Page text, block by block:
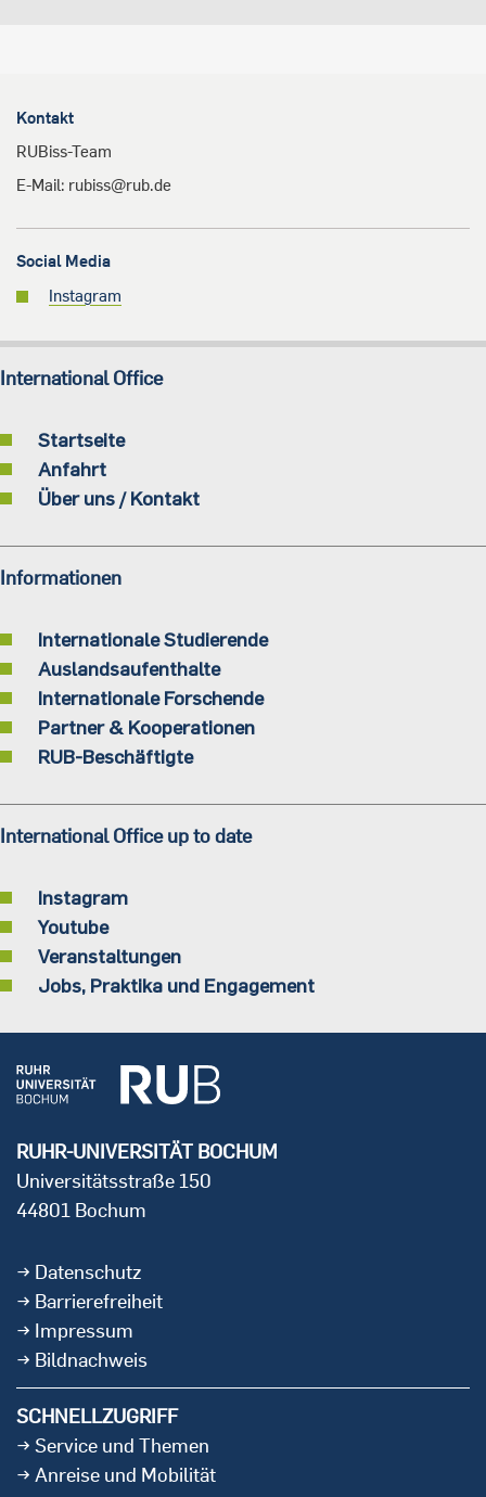
Kontakt
RUBiss-Team
E-Mail: rubiss@rub.de
Social Media
Instagram
International Office
Startseite
Anfahrt
Über uns / Kontakt
Informationen
Internationale Studierende
Auslandsaufenthalte
Internationale Forschende
Partner & Kooperationen
RUB-Beschäftigte
International Office up to date
Instagram
Youtube
Veranstaltungen
Jobs, Praktika und Engagement
RUHR-UNIVERSITÄT BOCHUM
Universitätsstraße 150
44801 Bochum
Datenschutz
Barrierefreiheit
Impressum
Bildnachweis
SCHNELLZUGRIFF
Service und Themen
Anreise und Mobilität